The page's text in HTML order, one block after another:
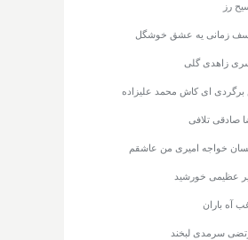
رز
زمانی یه عشق خوشگل
زاهدی گلی
برگردی ای کاش محمد علیزاده
صادقی تلافی
خواجه امیری من عاشقم
عظیمی خورشید
آه باران
سرمدی لبخند